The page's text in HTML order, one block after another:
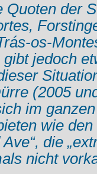
Quoten der
os-
jedoch
(2005
im
wie
die
nicht